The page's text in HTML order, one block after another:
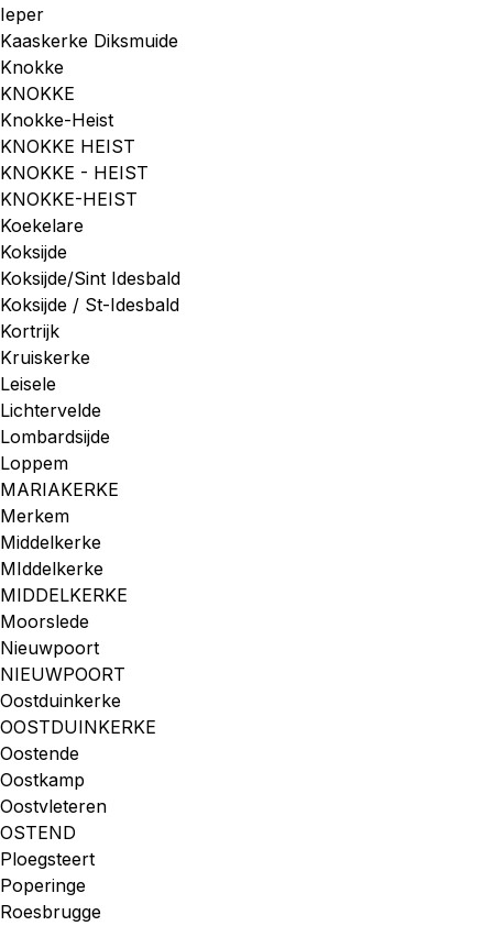
Ieper
Kaaskerke Diksmuide
Knokke
KNOKKE
Knokke-Heist
KNOKKE HEIST
KNOKKE - HEIST
KNOKKE-HEIST
Koekelare
Koksijde
Koksijde/Sint Idesbald
Koksijde / St-Idesbald
Kortrijk
Kruiskerke
Leisele
Lichtervelde
Lombardsijde
Loppem
MARIAKERKE
Merkem
Middelkerke
MIddelkerke
MIDDELKERKE
Moorslede
Nieuwpoort
NIEUWPOORT
Oostduinkerke
OOSTDUINKERKE
Oostende
Oostkamp
Oostvleteren
OSTEND
Ploegsteert
Poperinge
Roesbrugge